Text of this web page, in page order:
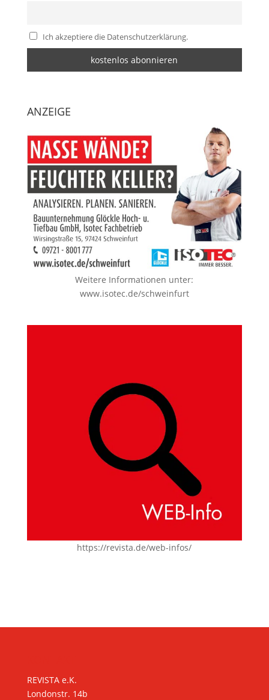
Ich akzeptiere die Datenschutzerklärung.
ANZEIGE
Weitere Informationen unter:
www.isotec.de/schweinfurt
https://revista.de/web-infos/
REVISTA e.K.
Londonstr. 14b